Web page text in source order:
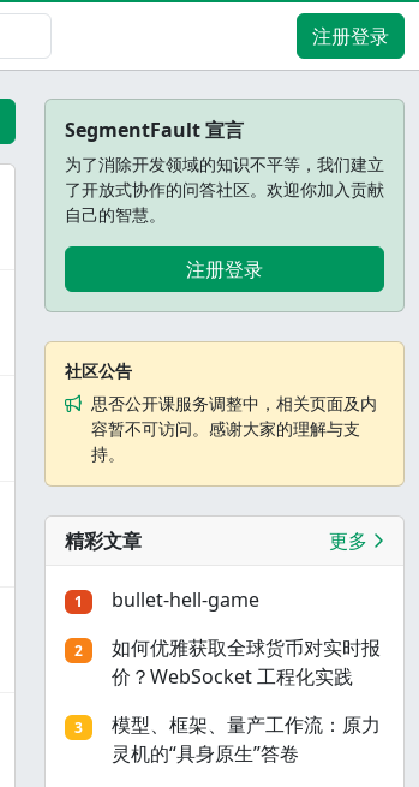
注册登录
SegmentFault 宣言
为了消除开发领域的知识不平等，我们建立
了开放式协作的问答社区。欢迎你加入贡献
自己的智慧。
注册登录
社区公告
思否公开课服务调整中，相关页面及内
容暂不可访问。感谢大家的理解与支
持。
精彩文章 更多
1 bullet-hell-game
2
如何优雅获取全球货币对实时报
价？WebSocket 工程化实践
3
模型、框架、量产工作流：原力
灵机的“具身原生”答卷